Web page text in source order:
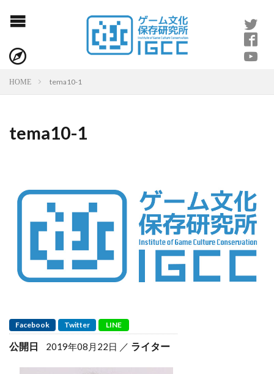
HOME tema10-1
tema10-1
Facebook Twitter LINE
公開日 2019年08月22日 ライター